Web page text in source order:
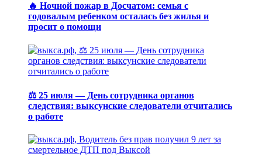
🔥 Ночной пожар в Досчатом: семья с
годовалым ребенком осталась без жилья и
просит о помощи
⚖️ 25 июля — День сотрудника органов
следствия: выксунские следователи отчитались
о работе